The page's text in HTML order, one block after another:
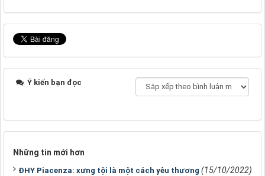
Ý kiến bạn đọc
Những tin mới hơn
ĐHY Piacenza: xưng tội là một cách yêu thương (15/10/2022)